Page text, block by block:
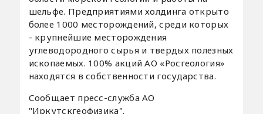
шельфе. Предприятиями холдинга открыто
более 1000 месторождений, среди которых
- крупнейшие месторождения
углеводородного сырья и твердых полезных
ископаемых. 100% акций АО «Росгеология»
находятся в собственности государства.
Сообщает пресс-служба АО
"Иркутскгеофизика".